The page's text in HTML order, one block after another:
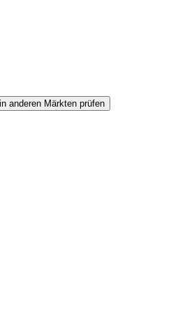
anderen Märkten prüfen